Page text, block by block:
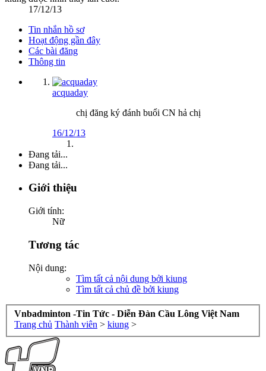
17/12/13
Tin nhắn hồ sơ
Hoạt động gần đây
Các bài đăng
Thông tin
acquaday
chị đăng ký đánh buổi CN hả chị
16/12/13
Đang tải...
Đang tải...
Giới thiệu
Giới tính:
Nữ
Tương tác
Nội dung:
Tìm tất cả nội dung bởi kiung
Tìm tất cả chủ đề bởi kiung
Vnbadminton -Tin Tức - Diễn Đàn Cầu Lông Việt Nam
Trang chủ Thành viên > kiung >